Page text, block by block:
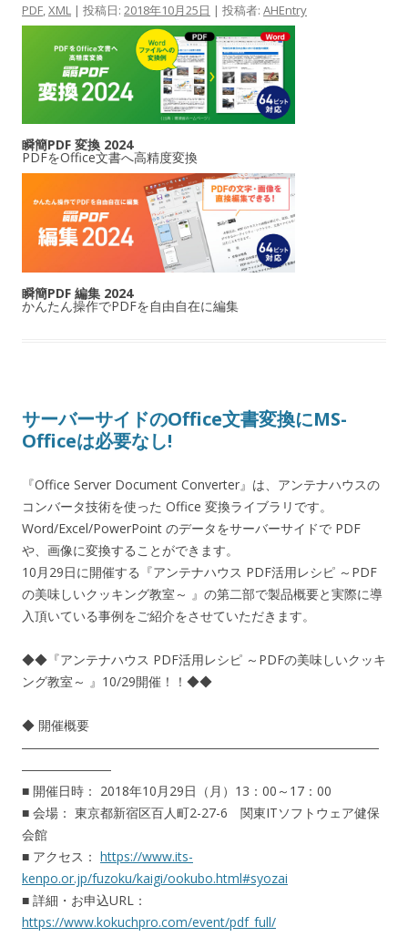
PDF,XML | 投稿日: 2018年10月25日 | 投稿者: AHEntry
瞬簡PDF 変換 2024
PDFをOffice文書へ高精度変換
瞬簡PDF 編集 2024
かんたん操作でPDFを自由自在に編集
サーバーサイドのOffice文書変換にMS-
Officeは必要なし!
『Office Server Document Converter』は、アンテナハウスの
コンバータ技術を使った Office 変換ライブラリです。
Word/Excel/PowerPoint のデータをサーバーサイドで PDF
や、画像に変換することができます。
10月29日に開催する『アンテナハウス PDF活用レシピ ～PDF
の美味しいクッキング教室～ 』の第二部で製品概要と実際に導
入頂いている事例をご紹介をさせていただきます。
◆◆『アンテナハウス PDF活用レシピ ～PDFの美味しいクッキ
ング教室～ 』10/29開催！！◆◆
◆ 開催概要
――――――――――――――――――――――――――――
―――――――
■ 開催日時： 2018年10月29日（月）13：00～17：00
■ 会場： 東京都新宿区百人町2-27-6 関東ITソフトウェア健保
会館
■ アクセス： https://www.its-
kenpo.or.jp/fuzoku/kaigi/ookubo.html#syozai
■ 詳細・お申込URL：
https://www.kokuchpro.com/event/pdf_full/